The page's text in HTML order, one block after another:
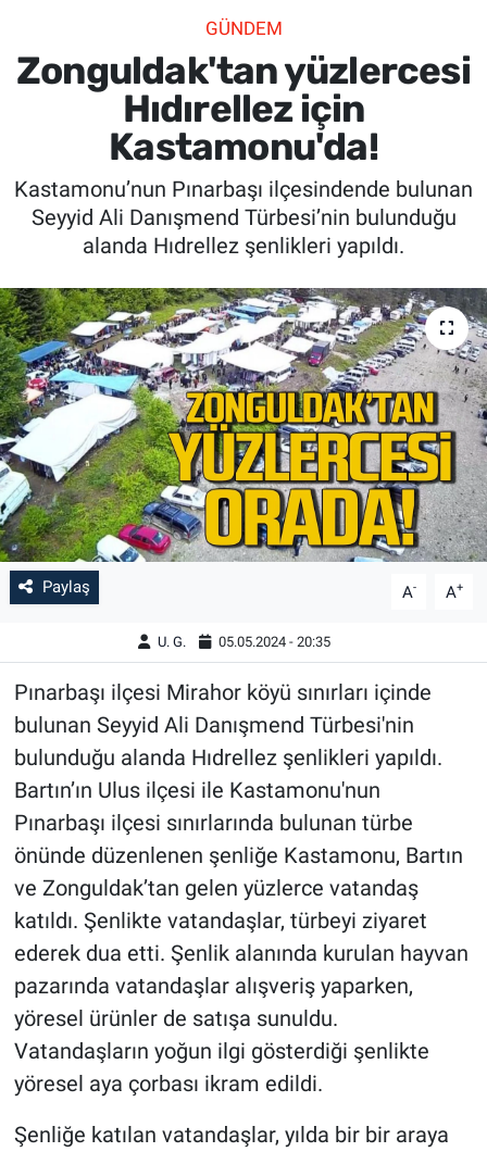
GÜNDEM
Zonguldak'tan yüzlercesi
Hıdırellez için
Kastamonu'da!
Kastamonu’nun Pınarbaşı ilçesindende bulunan
Seyyid Ali Danışmend Türbesi’nin bulunduğu
alanda Hıdrellez şenlikleri yapıldı.
Paylaş A- A+
U. G. 05.05.2024 - 20:35
Pınarbaşı ilçesi Mirahor köyü sınırları içinde
bulunan Seyyid Ali Danışmend Türbesi'nin
bulunduğu alanda Hıdrellez şenlikleri yapıldı.
Bartın’ın Ulus ilçesi ile Kastamonu'nun
Pınarbaşı ilçesi sınırlarında bulunan türbe
önünde düzenlenen şenliğe Kastamonu, Bartın
ve Zonguldak’tan gelen yüzlerce vatandaş
katıldı. Şenlikte vatandaşlar, türbeyi ziyaret
ederek dua etti. Şenlik alanında kurulan hayvan
pazarında vatandaşlar alışveriş yaparken,
yöresel ürünler de satışa sunuldu.
Vatandaşların yoğun ilgi gösterdiği şenlikte
yöresel aya çorbası ikram edildi.
Şenliğe katılan vatandaşlar, yılda bir bir araya
SPOR
SAĞLIK